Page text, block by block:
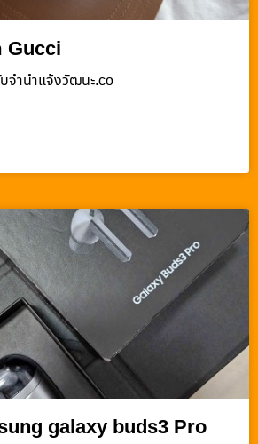
Gucci
จํานําแจ้งวัฒนะ.co
galaxy buds3 Pro